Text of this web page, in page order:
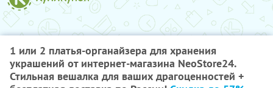
1 или 2 платья-органайзера для хранения
украшений от интернет-магазина NeoStore24.
Стильная вешалка для ваших драгоценностей +